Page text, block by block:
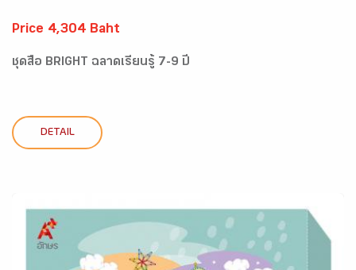
Price 4,304 Baht
ชุดสื่อ BRIGHT ฉลาดเรียนรู้ 7-9 ปี
DETAIL